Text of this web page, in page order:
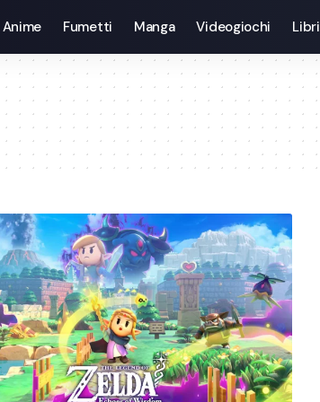
Anime Fumetti Manga Videogiochi Libri